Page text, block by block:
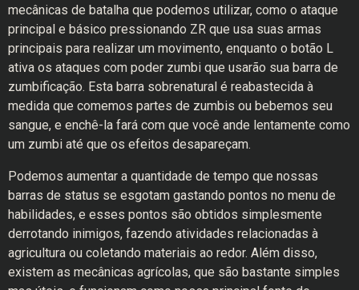
mecânicas de batalha que podemos utilizar, como o ataque
principal e básico pressionando ZR que usa suas armas
principais para realizar um movimento, enquanto o botão L
ativa os ataques com poder zumbi que usarão sua barra de
zumbificação. Esta barra sobrenatural é reabastecida à
medida que comemos partes de zumbis ou bebemos seu
sangue, e enchê-la fará com que você ande lentamente como
um zumbi até que os efeitos desapareçam.
Podemos aumentar a quantidade de tempo que nossas
barras de status se esgotam gastando pontos no menu de
habilidades, e esses pontos são obtidos simplesmente
derrotando inimigos, fazendo atividades relacionadas à
agricultura ou coletando materiais ao redor. Além disso,
existem as mecânicas agrícolas, que são bastante simples